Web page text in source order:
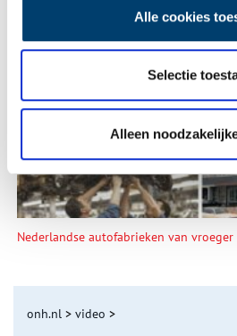
Alle cookies
Selectie
Alleen
De eendenboeten op De Haukes
Nederlandse autofabrieken van vroeger
onh.nl > video >